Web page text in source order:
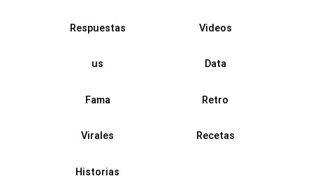
Respuestas Videos
us Data
Fama Retro
Virales Recetas
Historias